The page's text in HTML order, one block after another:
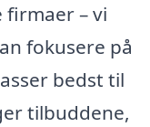
– vi
fokusere på
bedst til
tilbuddene,